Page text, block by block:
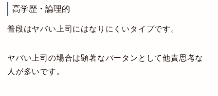
高学歴・論理的
普段はヤバい上司にはなりにくいタイプです。
ヤバい上司の場合は顕著なパータンとして他責思考な
人が多いです。